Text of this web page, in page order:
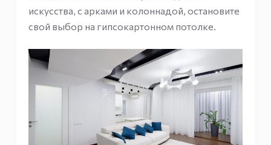
искусства, с арками и колоннадой, остановите
свой выбор на гипсокартонном потолке.